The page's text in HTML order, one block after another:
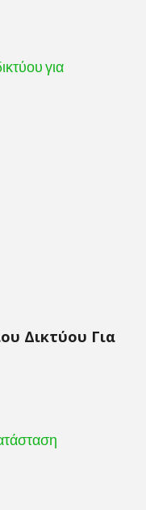
Δικτύου Για